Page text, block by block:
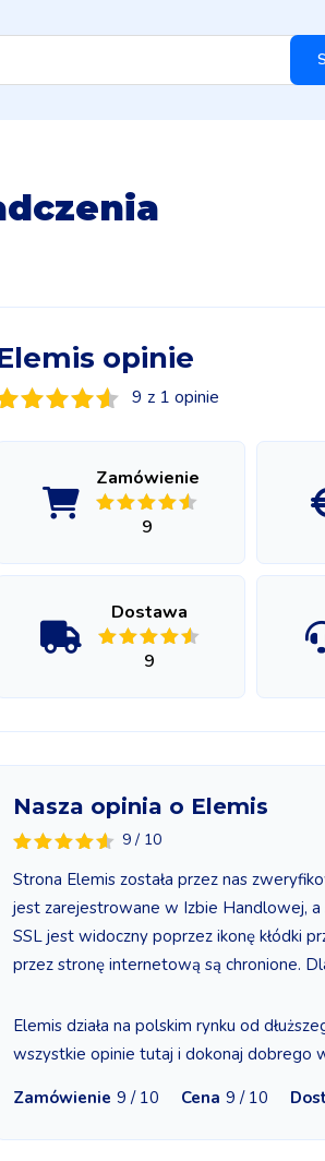
opinie
9 z 1 opinie
Zamówienie
9
Dostawa
9
Nasza opinia o Elemis
9 / 10
Strona Elemis została przez nas
jest zarejestrowane w Izbie Handlowej,
SSL jest widoczny poprzez ikonę kłódki
przez stronę internetową są chronione.
Elemis działa na polskim rynku od
wszystkie opinie tutaj i dokonaj dobrego
Zamówienie 9 / 10 Cena 9 / 10